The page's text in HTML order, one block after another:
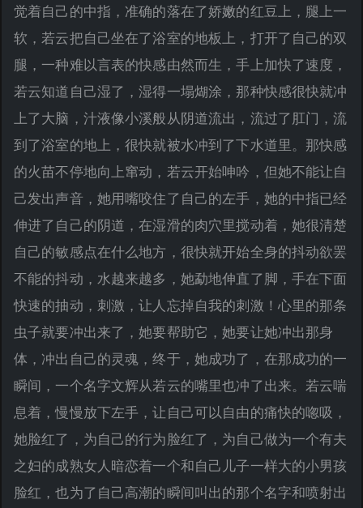
觉着自己的中指，准确的落在了娇嫩的红豆上，腿上一
软，若云把自己坐在了浴室的地板上，打开了自己的双
腿，一种难以言表的快感由然而生，手上加快了速度，
若云知道自己湿了，湿得一塌煳涂，那种快感很快就冲
上了大脑，汁液像小溪般从阴道流出，流过了肛门，流
到了浴室的地上，很快就被水冲到了下水道里。那快感
的火苗不停地向上窜动，若云开始呻吟，但她不能让自
己发出声音，她用嘴咬住了自己的左手，她的中指已经
伸进了自己的阴道，在湿滑的肉穴里搅动着，她很清楚
自己的敏感点在什么地方，很快就开始全身的抖动欲罢
不能的抖动，水越来越多，她勐地伸直了脚，手在下面
快速的抽动，刺激，让人忘掉自我的刺激！心里的那条
虫子就要冲出来了，她要帮助它，她要让她冲出那身
体，冲出自己的灵魂，终于，她成功了，在那成功的一
瞬间，一个名字文辉从若云的嘴里也冲了出来。若云喘
息着，慢慢放下左手，让自己可以自由的痛快的唿吸，
她脸红了，为自己的行为脸红了，为自己做为一个有夫
之妇的成熟女人暗恋着一个和自己儿子一样大的小男孩
脸红，也为了自己高潮的瞬间叫出的那个名字和喷射出